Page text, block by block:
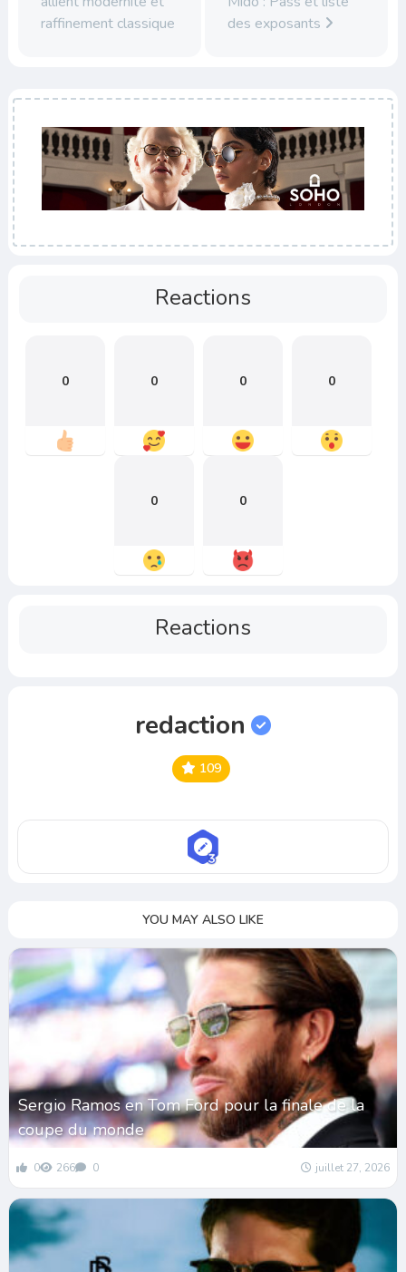
raffinement classique
des exposants
Reactions
0 0 0 0
0 0
Reactions
redaction
109
YOU MAY ALSO LIKE
Sergio Ramos en Tom Ford pour la finale de la
coupe du monde
0 266 0 juillet 27, 2026